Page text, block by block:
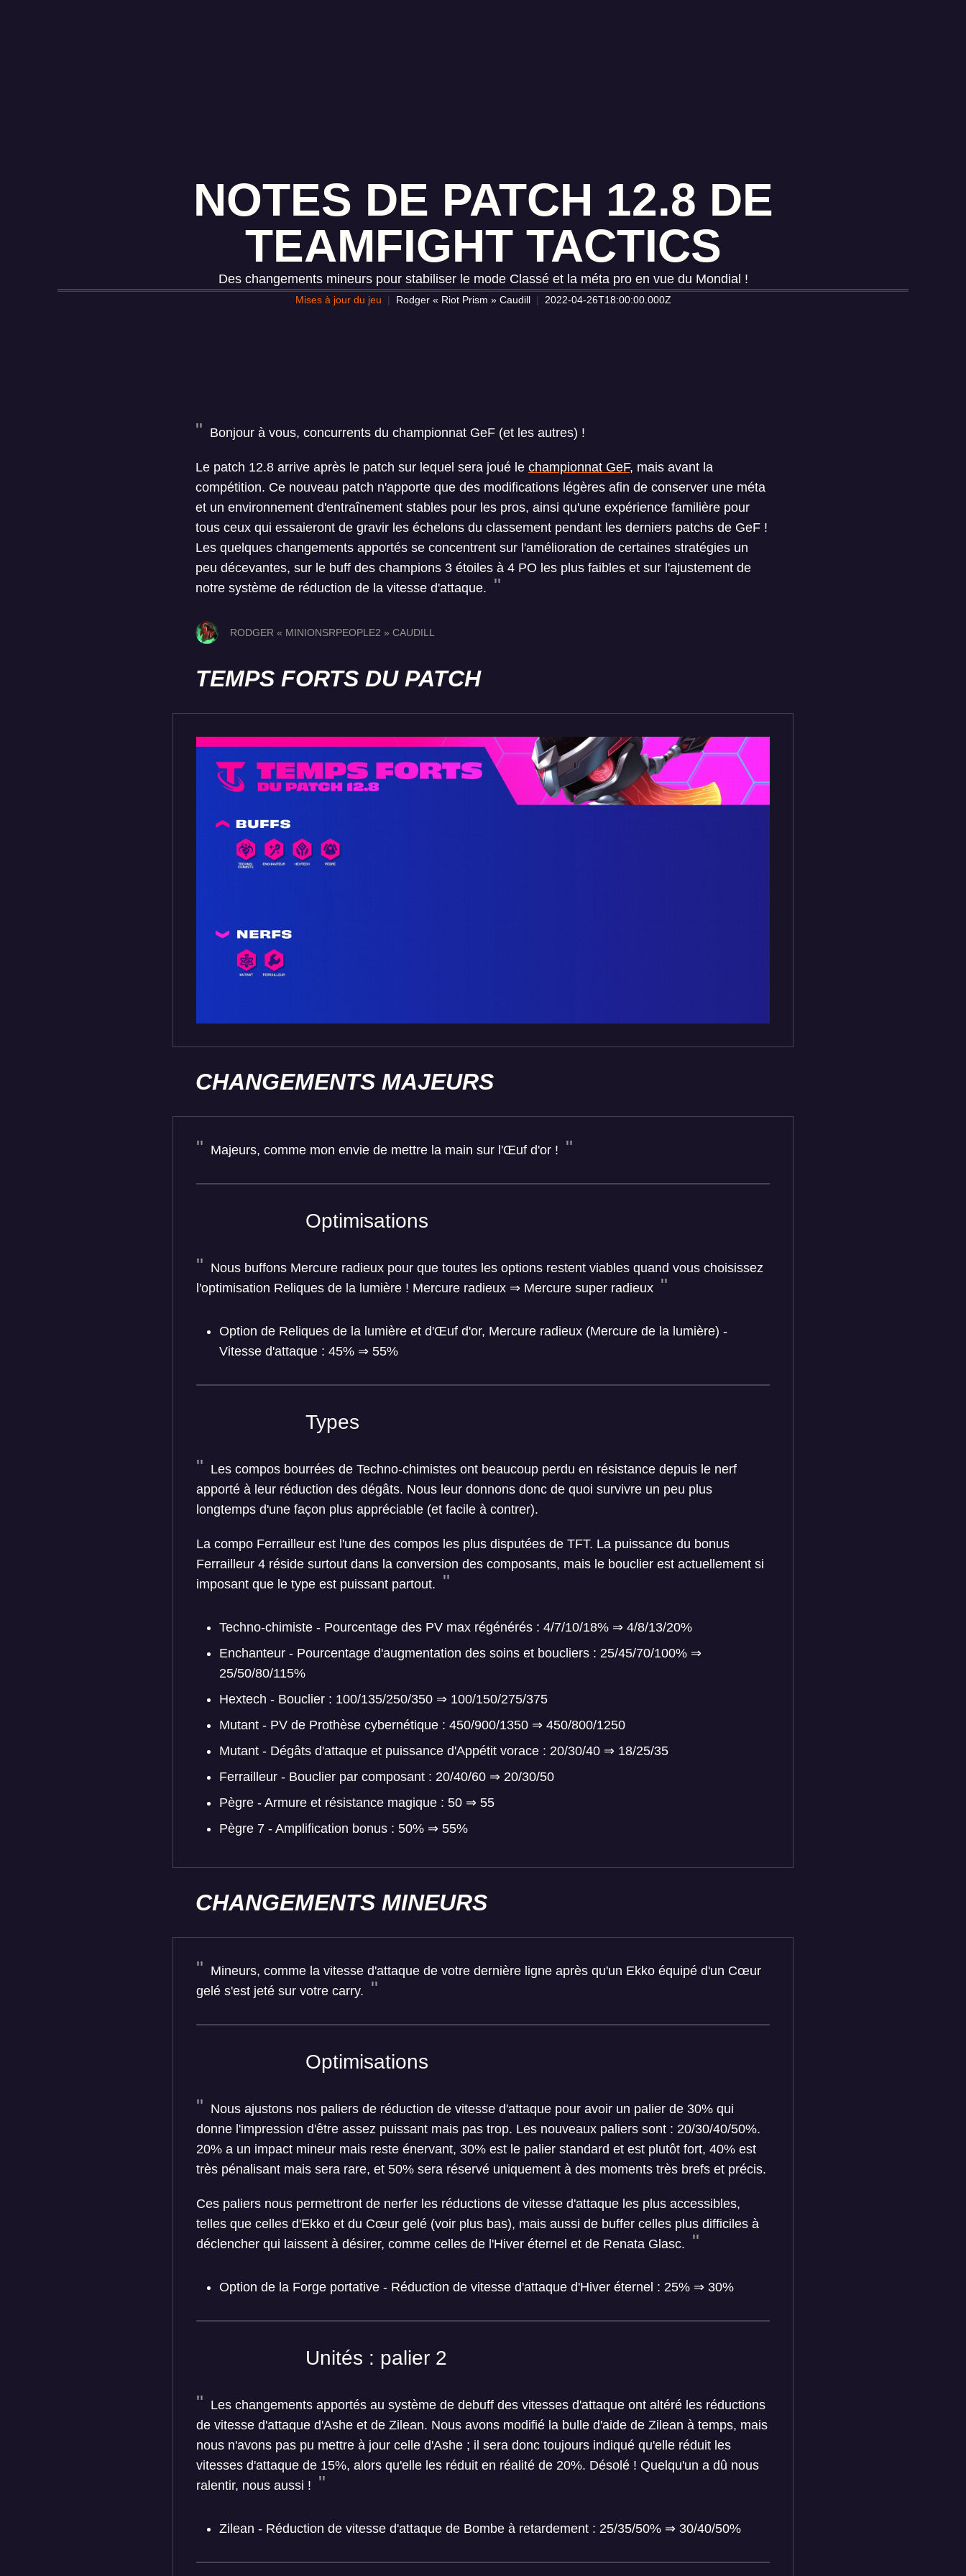
NOTES DE PATCH 12.8 DE
TEAMFIGHT TACTICS
Des changements mineurs pour stabiliser le mode Classé et la méta pro en vue du Mondial !
Mises à jour du jeu Rodger « Riot Prism » Caudill 2022-04-26T18:00:00.000Z
Bonjour à vous, concurrents du championnat GeF (et les autres) !
Le patch 12.8 arrive après le patch sur lequel sera joué le championnat GeF, mais avant la
compétition. Ce nouveau patch n'apporte que des modifications légères afin de conserver une méta
et un environnement d'entraînement stables pour les pros, ainsi qu'une expérience familière pour
tous ceux qui essaieront de gravir les échelons du classement pendant les derniers patchs de GeF !
Les quelques changements apportés se concentrent sur l'amélioration de certaines stratégies un
peu décevantes, sur le buff des champions 3 étoiles à 4 PO les plus faibles et sur l'ajustement de
notre système de réduction de la vitesse d'attaque.
RODGER « MINIONSRPEOPLE2 » CAUDILL
TEMPS FORTS DU PATCH
CHANGEMENTS MAJEURS
Majeurs, comme mon envie de mettre la main sur l'Œuf d'or !
Optimisations
Nous buffons Mercure radieux pour que toutes les options restent viables quand vous choisissez
l'optimisation Reliques de la lumière ! Mercure radieux ⇒ Mercure super radieux
Option de Reliques de la lumière et d'Œuf d'or, Mercure radieux (Mercure de la lumière) -
Vitesse d'attaque : 45% ⇒ 55%
Types
Les compos bourrées de Techno-chimistes ont beaucoup perdu en résistance depuis le nerf
apporté à leur réduction des dégâts. Nous leur donnons donc de quoi survivre un peu plus
longtemps d'une façon plus appréciable (et facile à contrer).
La compo Ferrailleur est l'une des compos les plus disputées de TFT. La puissance du bonus
Ferrailleur 4 réside surtout dans la conversion des composants, mais le bouclier est actuellement si
imposant que le type est puissant partout.
Techno-chimiste - Pourcentage des PV max régénérés : 4/7/10/18% ⇒ 4/8/13/20%
Enchanteur - Pourcentage d'augmentation des soins et boucliers : 25/45/70/100% ⇒
25/50/80/115%
Hextech - Bouclier : 100/135/250/350 ⇒ 100/150/275/375
Mutant - PV de Prothèse cybernétique : 450/900/1350 ⇒ 450/800/1250
Mutant - Dégâts d'attaque et puissance d'Appétit vorace : 20/30/40 ⇒ 18/25/35
Ferrailleur - Bouclier par composant : 20/40/60 ⇒ 20/30/50
Pègre - Armure et résistance magique : 50 ⇒ 55
Pègre 7 - Amplification bonus : 50% ⇒ 55%
CHANGEMENTS MINEURS
Mineurs, comme la vitesse d'attaque de votre dernière ligne après qu'un Ekko équipé d'un Cœur
gelé s'est jeté sur votre carry.
Optimisations
Nous ajustons nos paliers de réduction de vitesse d'attaque pour avoir un palier de 30% qui
donne l'impression d'être assez puissant mais pas trop. Les nouveaux paliers sont : 20/30/40/50%.
20% a un impact mineur mais reste énervant, 30% est le palier standard et est plutôt fort, 40% est
très pénalisant mais sera rare, et 50% sera réservé uniquement à des moments très brefs et précis.
Ces paliers nous permettront de nerfer les réductions de vitesse d'attaque les plus accessibles,
telles que celles d'Ekko et du Cœur gelé (voir plus bas), mais aussi de buffer celles plus difficiles à
déclencher qui laissent à désirer, comme celles de l'Hiver éternel et de Renata Glasc.
Option de la Forge portative - Réduction de vitesse d'attaque d'Hiver éternel : 25% ⇒ 30%
Unités : palier 2
Les changements apportés au système de debuff des vitesses d'attaque ont altéré les réductions
de vitesse d'attaque d'Ashe et de Zilean. Nous avons modifié la bulle d'aide de Zilean à temps, mais
nous n'avons pas pu mettre à jour celle d'Ashe ; il sera donc toujours indiqué qu'elle réduit les
vitesses d'attaque de 15%, alors qu'elle les réduit en réalité de 20%. Désolé ! Quelqu'un a dû nous
ralentir, nous aussi !
Zilean - Réduction de vitesse d'attaque de Bombe à retardement : 25/35/50% ⇒ 30/40/50%